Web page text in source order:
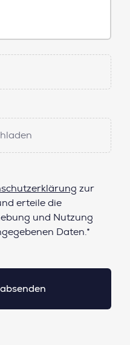
zur
erteile die
und Nutzung
Daten.*